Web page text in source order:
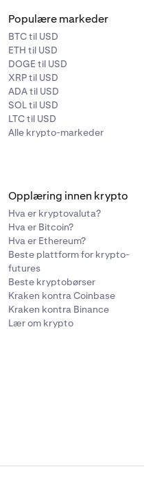
Populære markeder
BTC til USD
ETH til USD
DOGE til USD
XRP til USD
ADA til USD
SOL til USD
LTC til USD
Alle krypto-markeder
Opplæring innen krypto
Hva er kryptovaluta?
Hva er Bitcoin?
Hva er Ethereum?
Beste plattform for krypto-
futures
Beste kryptobørser
Kraken kontra Coinbase
Kraken kontra Binance
Lær om krypto